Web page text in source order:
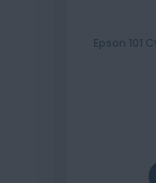
Epson 101